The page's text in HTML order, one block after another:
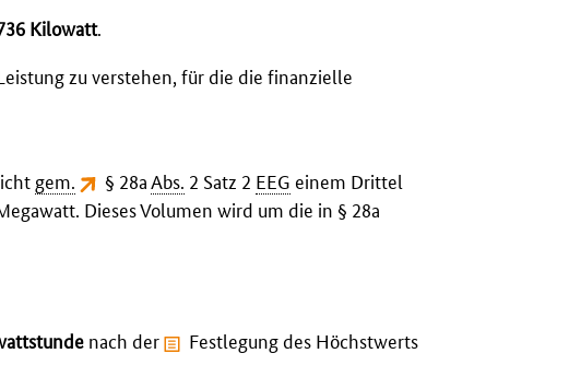
Kilowatt.
zu verstehen, für die die finanzielle
gem. § 28a Abs. 2 Satz 2 EEG einem Drittel
Dieses Volumen wird um die in § 28a
nach der
Festlegung des Höchstwerts